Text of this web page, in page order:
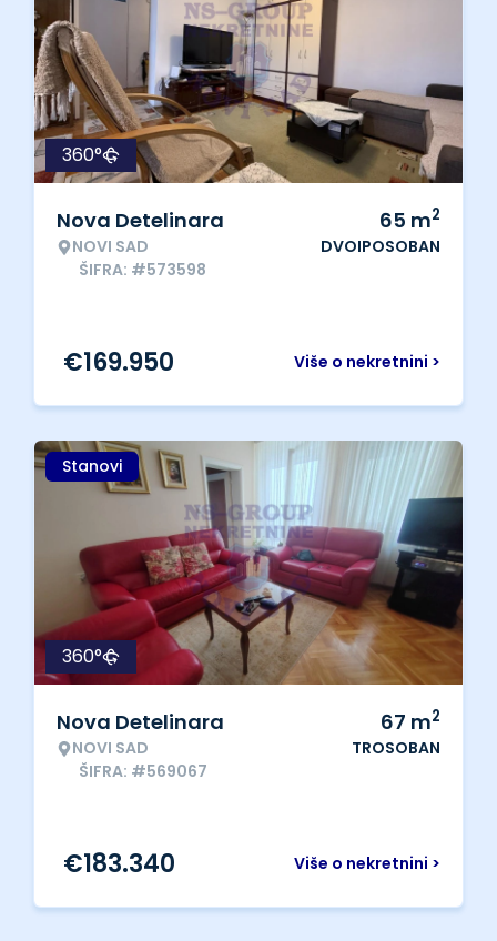
360°
Nova Detelinara
NOVI SAD
ŠIFRA: #573598
65 m2
DVOIPOSOBAN
Više o nekretnini >
€169.950
Stanovi
360°
Nova Detelinara
NOVI SAD
ŠIFRA: #569067
67 m2
TROSOBAN
Više o nekretnini >
€183.340